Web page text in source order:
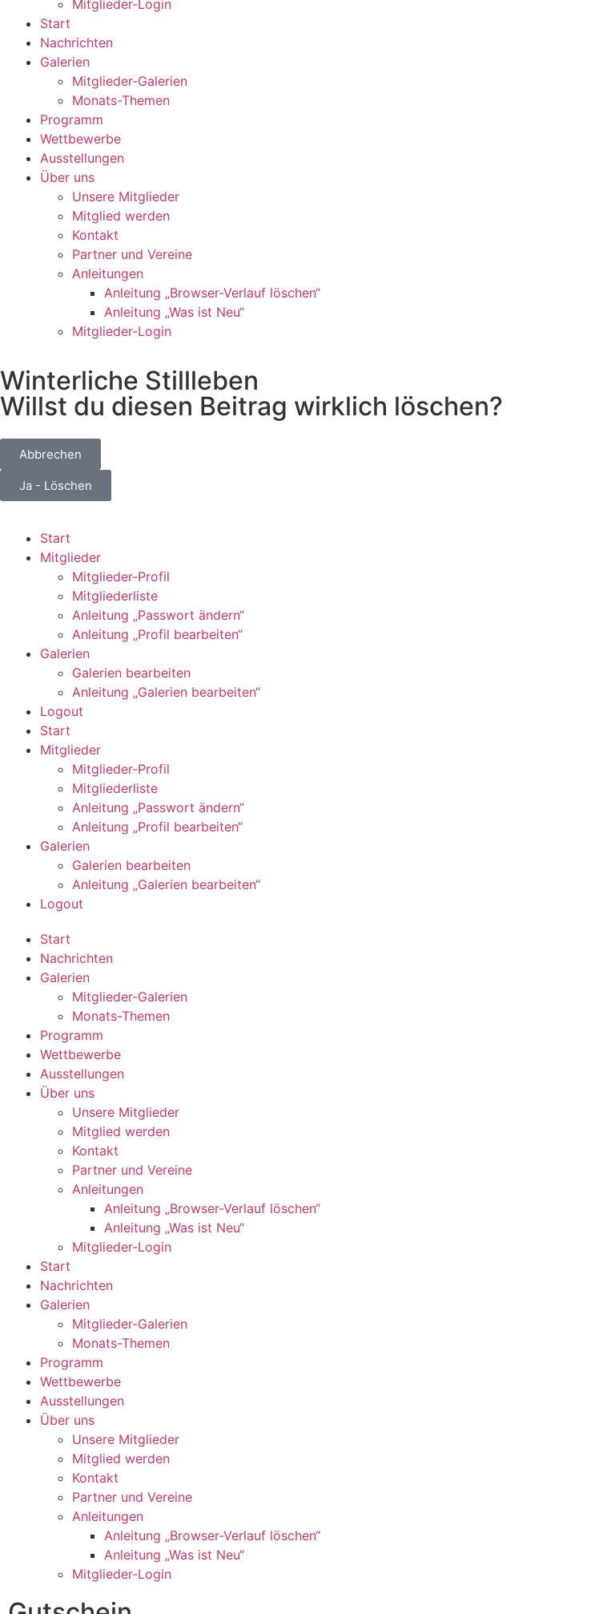
Mitglieder-Login
Start
Nachrichten
Galerien
Mitglieder-Galerien
Monats-Themen
Programm
Wettbewerbe
Ausstellungen
Über uns
Unsere Mitglieder
Mitglied werden
Kontakt
Partner und Vereine
Anleitungen
Anleitung „Browser-Verlauf löschen“
Anleitung „Was ist Neu“
Mitglieder-Login
Winterliche Stillleben
Willst du diesen Beitrag wirklich löschen?
Abbrechen
Ja - Löschen
Start
Mitglieder
Mitglieder-Profil
Mitgliederliste
Anleitung „Passwort ändern“
Anleitung „Profil bearbeiten“
Galerien
Galerien bearbeiten
Anleitung „Galerien bearbeiten“
Logout
Start
Mitglieder
Mitglieder-Profil
Mitgliederliste
Anleitung „Passwort ändern“
Anleitung „Profil bearbeiten“
Galerien
Galerien bearbeiten
Anleitung „Galerien bearbeiten“
Logout
Start
Nachrichten
Galerien
Mitglieder-Galerien
Monats-Themen
Programm
Wettbewerbe
Ausstellungen
Über uns
Unsere Mitglieder
Mitglied werden
Kontakt
Partner und Vereine
Anleitungen
Anleitung „Browser-Verlauf löschen“
Anleitung „Was ist Neu“
Mitglieder-Login
Start
Nachrichten
Galerien
Mitglieder-Galerien
Monats-Themen
Programm
Wettbewerbe
Ausstellungen
Über uns
Unsere Mitglieder
Mitglied werden
Kontakt
Partner und Vereine
Anleitungen
Anleitung „Browser-Verlauf löschen“
Anleitung „Was ist Neu“
Mitglieder-Login